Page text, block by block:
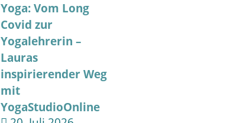
Yoga: Vom Long
Covid zur
Yogalehrerin –
Lauras
inspirierender Weg
mit
YogaStudioOnline